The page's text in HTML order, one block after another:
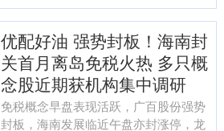
优配好油 强势封板！海南封
关首月离岛免税火热 多只概
念股近期获机构集中调研
免税概念早盘表现活跃，广百股份强势
封板，海南发展临近午盘亦封涨停，龙